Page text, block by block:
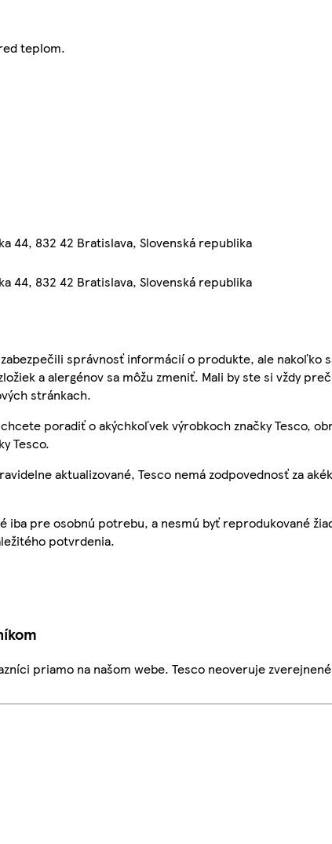
teplom.
44, 832 42 Bratislava, Slovenská republika
44, 832 42 Bratislava, Slovenská republika
správnosť informácií o produkte, ale nakoľko
a alergénov sa môžu zmeniť. Mali by ste si vždy
stránkach.
poradiť o akýchkoľvek výrobkoch značky Tesco,
Tesco.
aktualizované, Tesco nemá zodpovednosť za
iba pre osobnú potrebu, a nesmú byť reprodukované
potvrdenia.
priamo na našom webe. Tesco neoveruje